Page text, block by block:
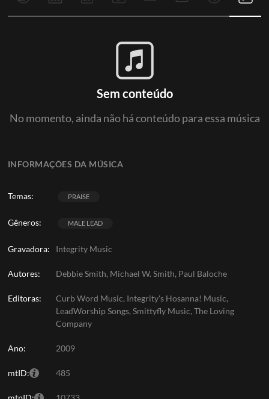
INFORMAÇÕES DA MÚSICA
Temas: PRAISE
Gêneros: MALE LEAD
Gravadora: Integrity Music
Autores: Debbie Smith, Michael W. Smith, Paul Baloche
Editoras:
Curb Word Music, Integrity's Hosanna! Music,
LeadWorship Songs, Smittyfly Music, The Loving
Company
Ano: 2009
mtID: 485
Sem conteúdo
No momento, ainda não há conteúdo para essa música